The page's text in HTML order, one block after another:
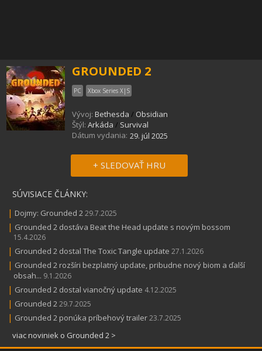
GROUNDED 2
PC Xbox Series X|S
Vývoj: Bethesda / Obsidian
Štýl: Arkáda / Survival
Dátum vydania: 29. júl 2025
+ SLEDOVAŤ HRU
SÚVISIACE ČLÁNKY:
| Dojmy: Grounded 229.7.2025
| Grounded 2 dostáva Beat the Head update s novým bossom
15.4.2026
| Grounded 2 dostal The Toxic Tangle update 27.1.2026
| Grounded 2 rozšíri bezplatný update, pribudne nový biom a ďalší
obsah... 9.1.2026
| Grounded 2 dostal vianočný update 4.12.2025
| Grounded 229.7.2025
| Grounded 2 ponúka príbehový trailer23.7.2025
viac noviniek o Grounded 2 >